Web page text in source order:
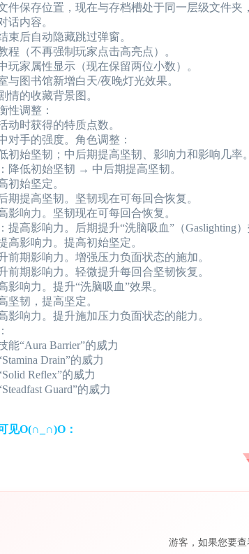
件保存位置，现在与存档槽处于同一层级文件夹
话内容。
束后自动隐藏跳过弹窗。
程（不再强制玩家点击高亮点）。
玩家属性显示（现在保留两位小数）。
与图书馆新增白天/夜晚灯光效果。
情的收藏背景图。
性调整：
动时获得的特质点数。
对手的强度。角色调整：
初始坚韧；中后期提高坚韧、影响力和影响几率。
降低初始坚韧 → 中后期提高坚韧。
初始坚定。
期提高坚韧。坚韧现在可每回合恢复。
影响力。坚韧现在可每回合恢复。
提高影响力。后期提升“洗脑吸血”（Gaslighting）
高影响力。提高初始坚定。
前期影响力。增强压力负面状态的施加。
前期影响力。轻微提升每回合坚韧恢复。
影响力。提升“洗脑吸血”效果。
坚韧，提高坚定。
影响力。提升施加压力负面状态的能力。
能“Aura Barrier”的威力
Drain”的威力
Reflex”的威力
Guard”的威力
见O(∩_∩)O：
游客，如果您要